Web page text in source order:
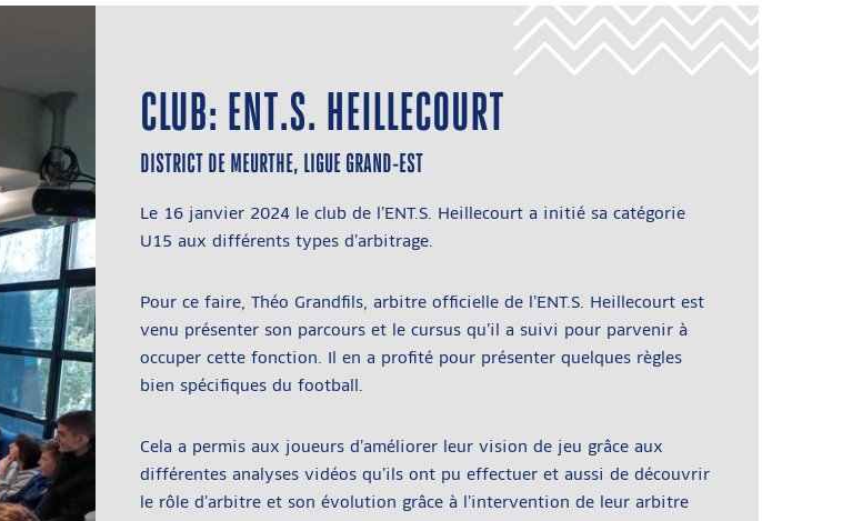
CLUB: ENT.S. HEILLECOURT
DISTRICT DE MEURTHE, LIGUE GRAND-EST
Le 16 janvier 2024 le club de l’ENT.S. Heillecourt a initié sa catégorie
U15 aux différents types d’arbitrage.
Pour ce faire, Théo Grandfils, arbitre officielle de l’ENT.S. Heillecourt est
venu présenter son parcours et le cursus qu’il a suivi pour parvenir à
occuper cette fonction. Il en a profité pour présenter quelques règles
bien spécifiques du football.
Cela a permis aux joueurs d’améliorer leur vision de jeu grâce aux
différentes analyses vidéos qu’ils ont pu effectuer et aussi de découvrir
le rôle d’arbitre et son évolution grâce à l’intervention de leur arbitre